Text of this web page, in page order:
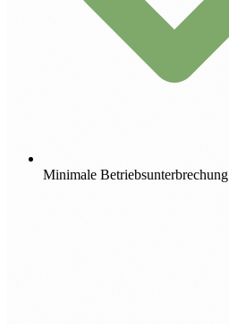
Minimale Betriebsunterbrechung